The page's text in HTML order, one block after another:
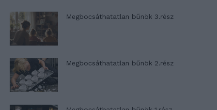
Megbocsáthatatlan bűnök 3.rész
Megbocsáthatatlan bűnök 2.rész